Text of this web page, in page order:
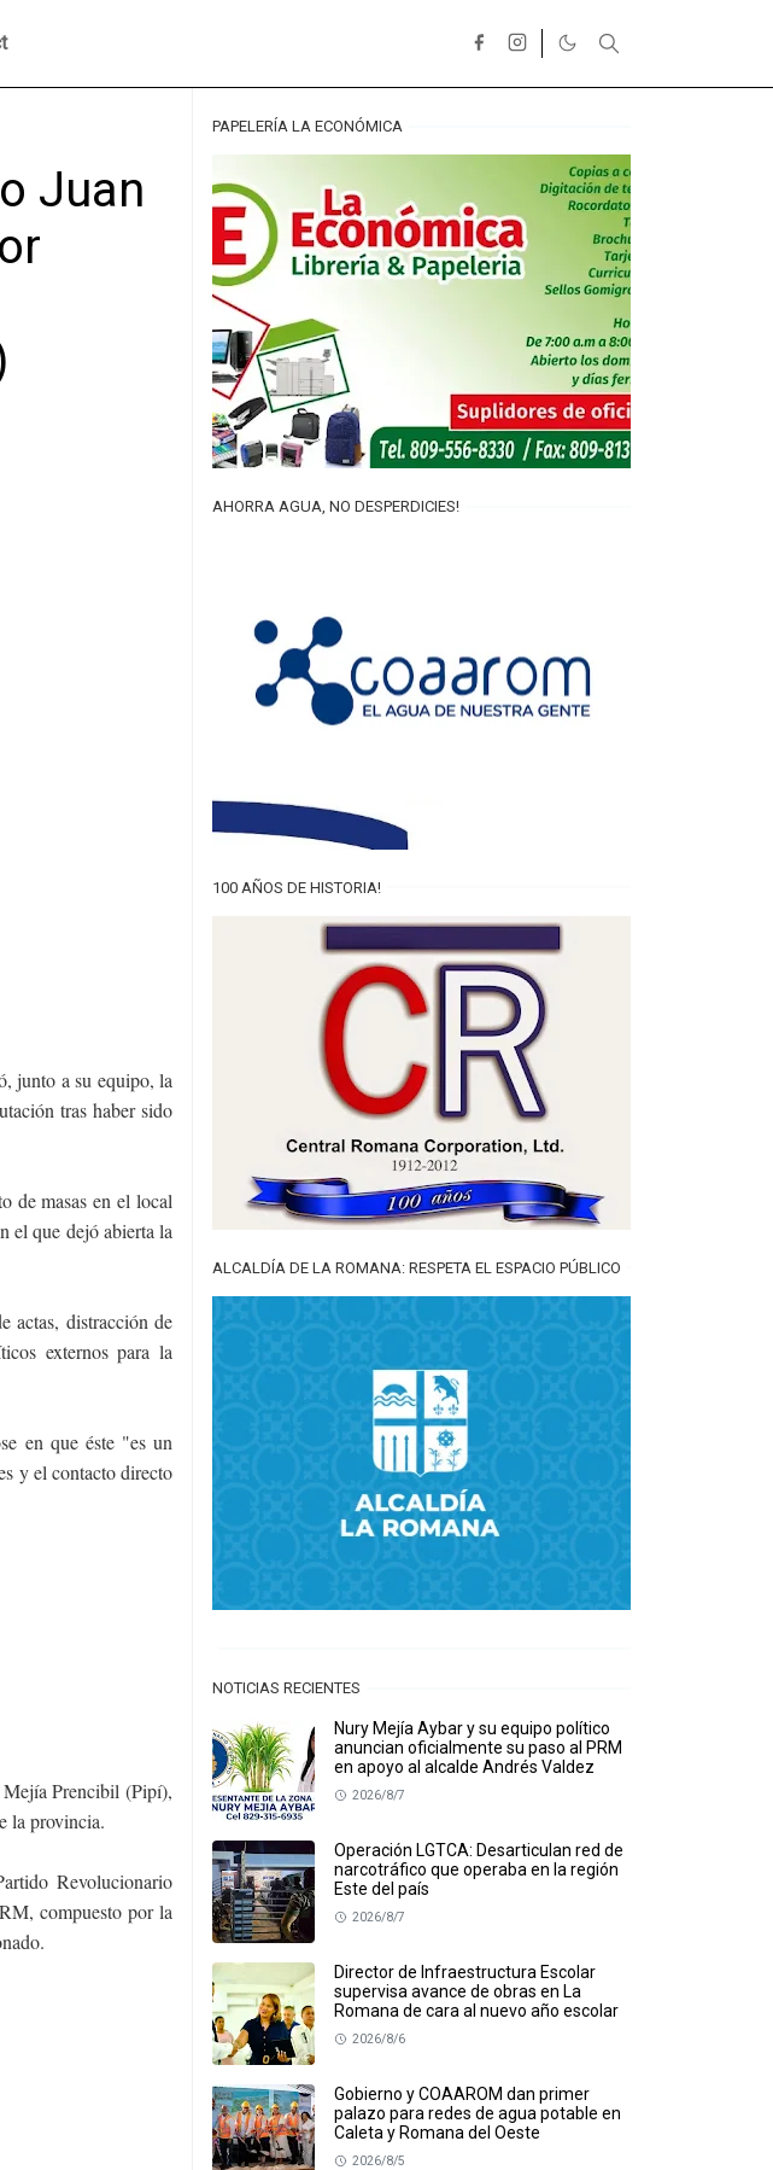
Juan
junto a su equipo, la
tras haber sido
de masas en el local
el que dejó abierta la
actas, distracción de
externos para la
en que éste "es un
y el contacto directo
Mejía Prencibil (Pipí),
la provincia.
Revolucionario
compuesto por la
PAPELERÍA LA ECONÓMICA
AHORRA AGUA, NO DESPERDICIES!
100 AÑOS DE HISTORIA!
ALCALDÍA DE LA ROMANA: RESPETA EL ESPACIO PÚBLICO
NOTICIAS RECIENTES
Nury Mejía Aybar y su equipo político
anuncian oficialmente su paso al PRM
en apoyo al alcalde Andrés Valdez
2026/8/7
Operación LGTCA: Desarticulan red de
narcotráfico que operaba en la región
Este del país
2026/8/7
Director de Infraestructura Escolar
supervisa avance de obras en La
Romana de cara al nuevo año escolar
2026/8/6
Gobierno y COAAROM dan primer
palazo para redes de agua potable en
Caleta y Romana del Oeste
2026/8/5